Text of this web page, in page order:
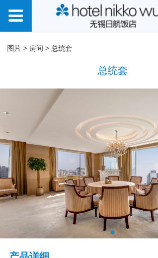
总统套
图片 > 房间 >总统套
总统套